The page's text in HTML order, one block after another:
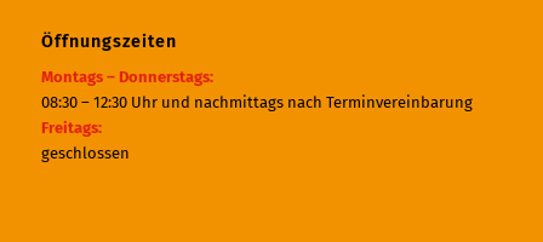
Öffnungszeiten
Montags – Donnerstags:
08:30 – 12:30 Uhr und nachmittags nach Terminvereinbarung
Freitags:
geschlossen